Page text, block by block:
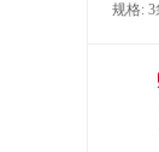
规格: 3